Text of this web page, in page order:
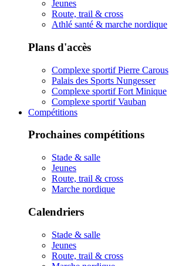
Jeunes
Route, trail & cross
Athlé santé & marche nordique
Plans d'accès
Complexe sportif Pierre Carous
Palais des Sports Nungesser
Complexe sportif Fort Minique
Complexe sportif Vauban
Compétitions
Prochaines compétitions
Stade & salle
Jeunes
Route, trail & cross
Marche nordique
Calendriers
Stade & salle
Jeunes
Route, trail & cross